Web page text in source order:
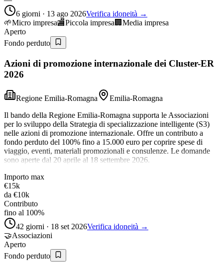
6 giorni · 13 ago 2026Verifica idoneità →
🌱Micro impresa🏬Piccola impresa 🏢 Media impresa
Aperto
Fondo perduto
Azioni di promozione internazionale dei Cluster-ER
2026
Regione Emilia-Romagna
Emilia-Romagna
Il bando della Regione Emilia-Romagna supporta le Associazioni
per lo sviluppo della Strategia di specializzazione intelligente (S3)
nelle azioni di promozione internazionale. Offre un contributo a
fondo perduto del 100% fino a 15.000 euro per coprire spese di
viaggio, eventi, materiali promozionali e consulenze. Le domande
sono aperte dal 20 aprile al 18 settembre 2026.
Importo max
€15k
da €10k
Contributo
fino al 100%
42 giorni · 18 set 2026Verifica idoneità →
🤝Associazioni
Aperto
Fondo perduto